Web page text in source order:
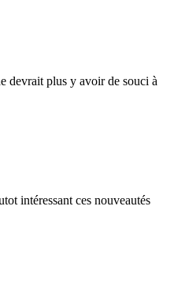
devrait plus y avoir de souci à
intéressant ces nouveautés